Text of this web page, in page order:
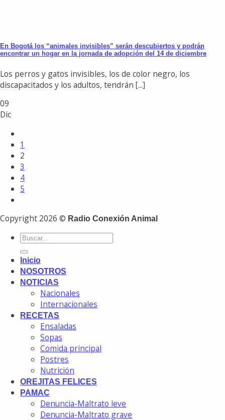
En Bogotá los “animales invisibles” serán descubiertos y podrán
encontrar un hogar en la jornada de adopción del 14 de diciembre
Los perros y gatos invisibles, los de color negro, los
discapacitados y los adultos, tendrán [...]
09
Dic
1
2
3
4
5
Copyright 2026 © Radio Conexión Animal
Inicio
NOSOTROS
NOTICIAS
Nacionales
Internacionales
RECETAS
Ensaladas
Sopas
Comida principal
Postres
Nutrición
OREJITAS FELICES
PAMAC
Denuncia-Maltrato leve
Denuncia-Maltrato grave